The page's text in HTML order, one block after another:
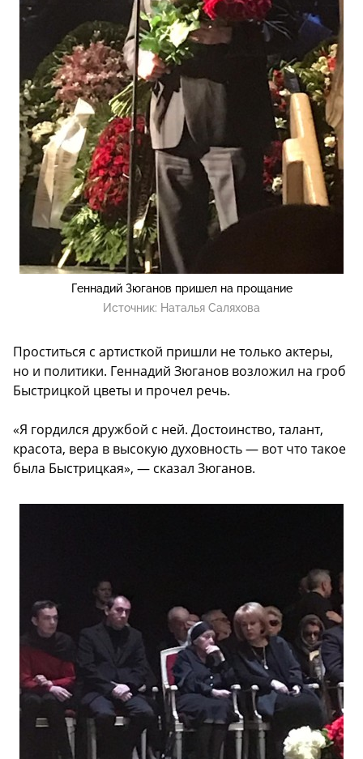
Геннадий Зюганов пришел на прощание
Источник: Наталья Саляхова
Проститься с артисткой пришли не только актеры,
но и политики. Геннадий Зюганов возложил на гроб
Быстрицкой цветы и прочел речь.
«Я гордился дружбой с ней. Достоинство, талант,
красота, вера в высокую духовность — вот что такое
была Быстрицкая», — сказал Зюганов.